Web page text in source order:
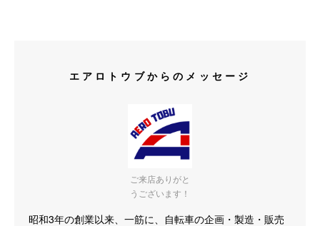
エアロトウブからのメッセージ
ご来店ありがと
うございます！
昭和3年の創業以来、一筋に、自転車の企画・製造・販売